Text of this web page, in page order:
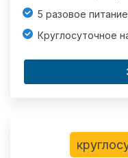
5 разовое питание
Круглосуточное